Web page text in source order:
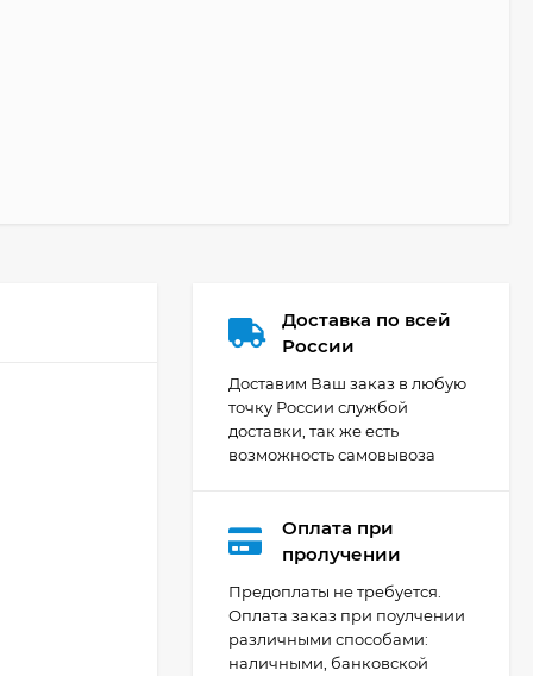
Доставка по всей
России
Доставим Ваш заказ в любую
точку России службой
доставки, так же есть
возможность самовывоза
Оплата при
пролучении
Предоплаты не требуется.
Оплата заказ при поулчении
различными способами:
наличными, банковской
Кухня Мишель -
длина 4,2 м
69 303₽